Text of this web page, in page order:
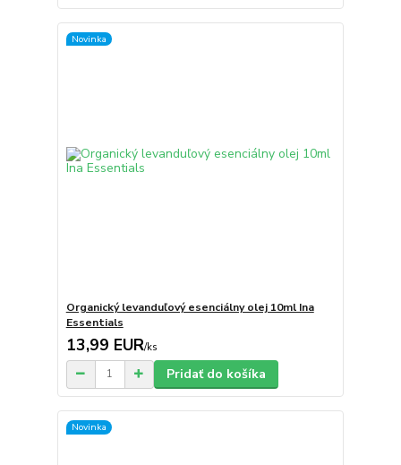
Novinka
Organický levanduľový esenciálny olej 10ml Ina
Essentials
13,99 EUR/ks
Pridať do košíka
Novinka